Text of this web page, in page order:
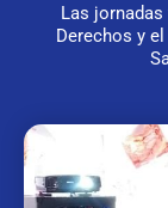
Las
Derechos y